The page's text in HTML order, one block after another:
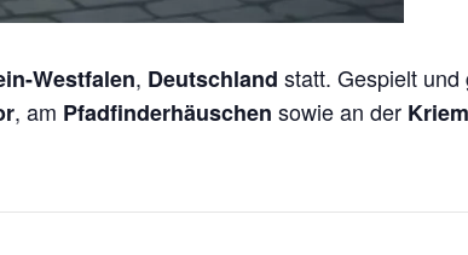
Westfalen, Deutschland statt. Gespielt und
, am Pfadfinderhäuschen sowie an der